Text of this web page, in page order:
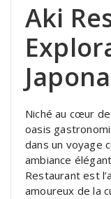
Aki
Niché au cœur
oasis
dans un voyage
ambiance
Restaurant est
amoureux de la